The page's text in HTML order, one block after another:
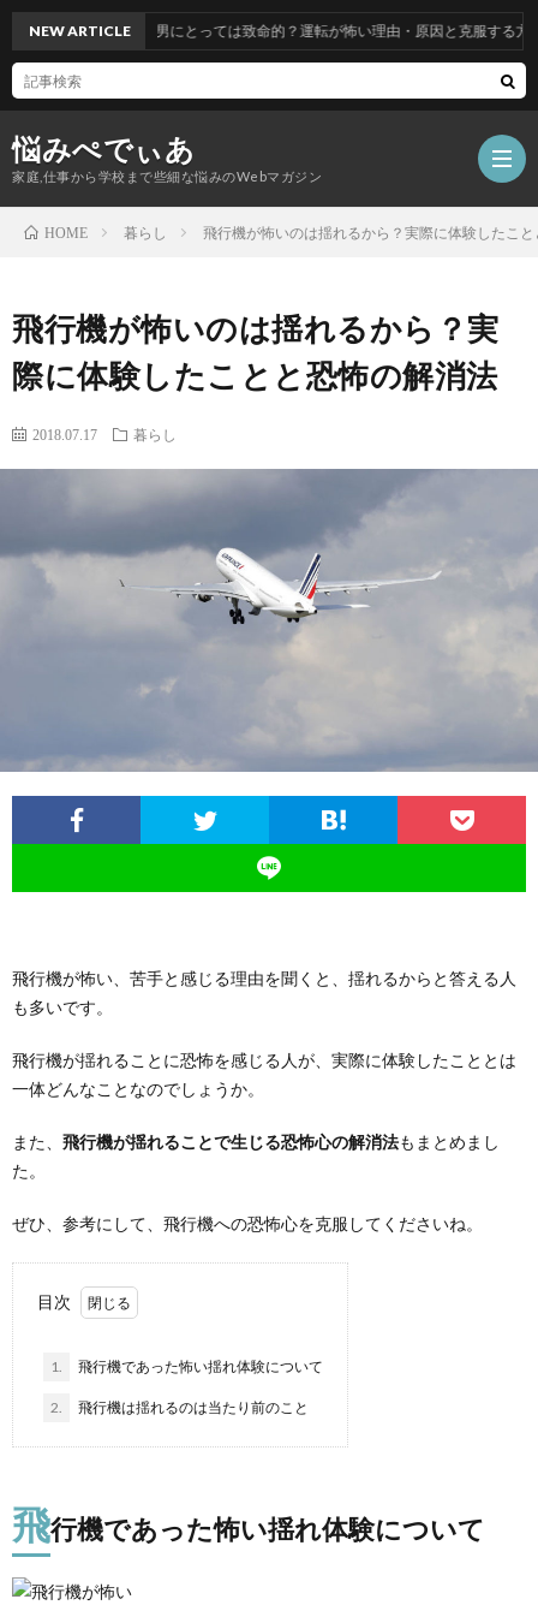
悩みぺでぃあ
家庭,仕事から学校まで些細な悩みのWebマガジン
NEW ARTICLE男にとっては致命的？運転が怖い理由・原因と克服する方法とは
HOME 暮らし 飛行機が怖いのは揺れるから？実際に体験したこ
飛行機が怖いのは揺れるから？実
際に体験したことと恐怖の解消法
2018.07.17 暮らし
飛行機が怖い、苦手と感じる理由を聞くと、揺れるからと答える人
も多いです。
飛行機が揺れることに恐怖を感じる人が、実際に体験したこととは
一体どんなことなのでしょうか。
また、 飛行機が揺れることで生じる恐怖心の解消法もまとめまし
た。
ぜひ、参考にして、飛行機への恐怖心を克服してくださいね。
目次
1. 飛行機であった怖い揺れ体験について
2. 飛行機は揺れるのは当たり前のこと
飛行機であった怖い揺れ体験について